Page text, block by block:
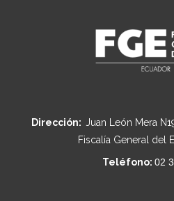
Dirección: Juan León Mera
Fiscalía General del
Teléfono: 02